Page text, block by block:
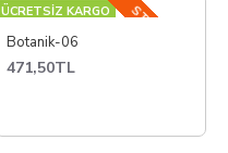
ÜCRETSİZ KARGO STOKTA YOK
Botanik-06
471,50TL